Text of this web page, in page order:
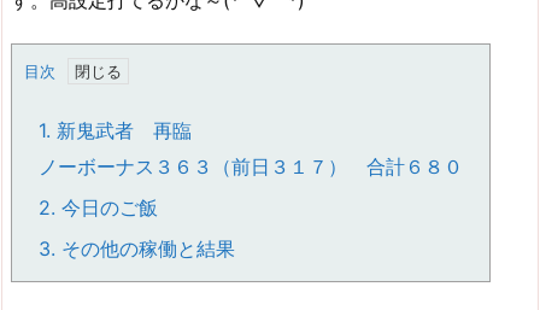
目次
1. 新鬼武者 再臨
ノーボーナス３６３（前日３１７） 合計６８０
2. 今日のご飯
3. その他の稼働と結果